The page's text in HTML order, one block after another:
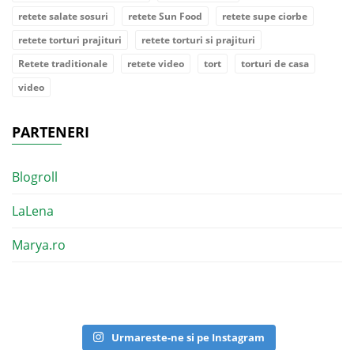
retete salate sosuri
retete Sun Food
retete supe ciorbe
retete torturi prajituri
retete torturi si prajituri
Retete traditionale
retete video tort
torturi de casa
video
PARTENERI
Blogroll
LaLena
Marya.ro
Urmareste-ne si pe Instagram